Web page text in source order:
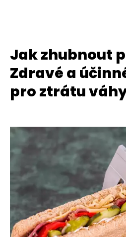
Jak zhubnout
Zdravé a
pro ztrátu